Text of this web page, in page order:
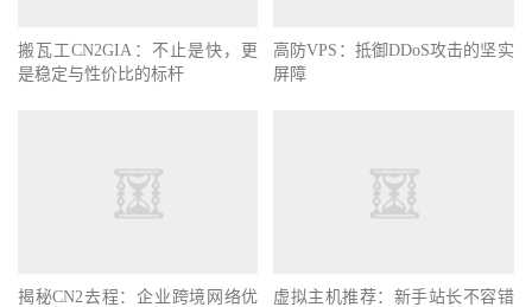
搬瓦工CN2GIA：不止是快，更
是稳定与性价比的标杆
高防VPS：抵御DDoS攻击的坚实
屏障
揭秘CN2去程：企业跨境网络优
虚拟主机推荐：新手站长不容错